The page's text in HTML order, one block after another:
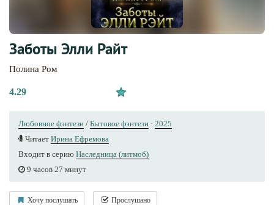
Заботы Элли Райт
Полина Ром
4.29
Любовное фэнтези / Бытовое фэнтези · 2025
Читает Ирина Ефремова
Входит в серию Наследница (литмоб)
9 часов 27 минут
Хочу послушать Прослушано